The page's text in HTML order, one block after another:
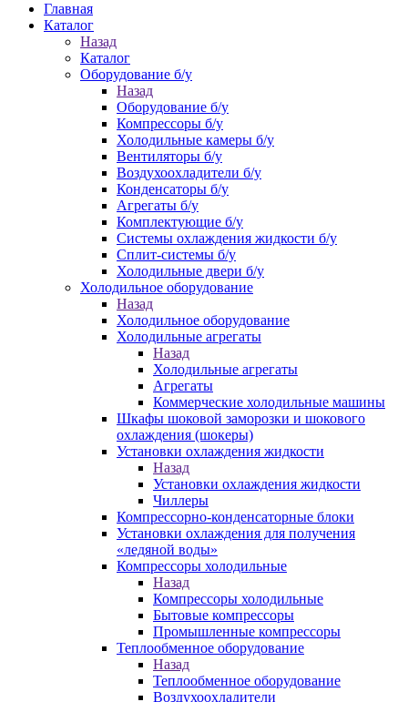
Главная
Каталог
Назад
Каталог
Оборудование б/у
Назад
Оборудование б/у
Компрессоры б/у
Холодильные камеры б/у
Вентиляторы б/у
Воздухоохладители б/у
Конденсаторы б/у
Агрегаты б/у
Комплектующие б/у
Системы охлаждения жидкости б/у
Сплит-системы б/у
Холодильные двери б/у
Холодильное оборудование
Назад
Холодильное оборудование
Холодильные агрегаты
Назад
Холодильные агрегаты
Агрегаты
Коммерческие холодильные машины
Шкафы шоковой заморозки и шокового
охлаждения (шокеры)
Установки охлаждения жидкости
Назад
Установки охлаждения жидкости
Чиллеры
Компрессорно-конденсаторные блоки
Установки охлаждения для получения
«ледяной воды»
Компрессоры холодильные
Назад
Компрессоры холодильные
Бытовые компрессоры
Промышленные компрессоры
Теплообменное оборудование
Назад
Теплообменное оборудование
Воздухоохладители